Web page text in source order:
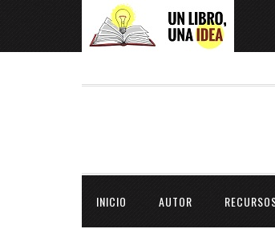
INICIO AUTOR